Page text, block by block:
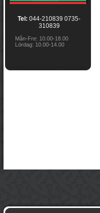
Tel: 044-210839 0735-
310839
Mån-Fre: 10.00-18.00
Lördag: 10.00-14.00